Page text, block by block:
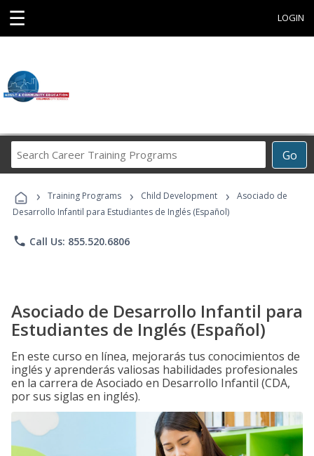
☰ LOGIN
Go
Career
Programs
› Training Programs › Child Development ›
Asociado de
Desarrollo Infantil para Estudiantes de Inglés (Español)
phone Call Us: 855.520.6806
Asociado de Desarrollo Infantil para
Estudiantes de Inglés (Español)
En este curso en línea, mejorarás tus conocimientos de
inglés y aprenderás valiosas habilidades profesionales
en la carrera de Asociado en Desarrollo Infantil (CDA,
por sus siglas en inglés).